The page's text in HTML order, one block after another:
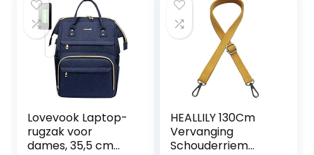
Lovevook Laptop-
rugzak voor
dames, 35,5 cm
HEALLILY 130Cm
Vervanging
Schouderriem